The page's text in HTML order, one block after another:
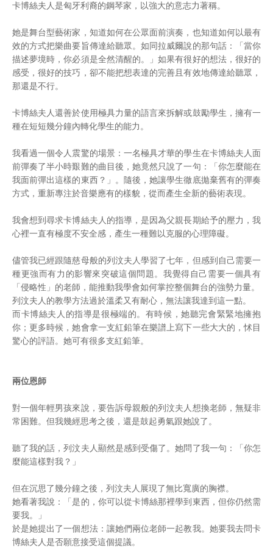
卡博絲夫人是匈牙利裔的鋼琴家，以強大的意志力著稱。
她是舞台型藝術家，知道如何在公眾面前演奏，也知道如何以最有
效的方式把樂曲要旨傳達給聽眾。如同拉威爾說的那句話：「當你
描述夢境時，你必須是全然清醒的。」如果有很好的想法，很好的
感受，很好的技巧，卻不能把想表達的完善且有效地傳達給聽眾，
那還是不行。
卡博絲夫人還善於使用極具力量的語言來拆解或鼓勵學生，擁有一
種在短短幾分鐘內轉化學生的能力。
我看過一個令人震驚的場景：一名極具才華的學生在卡博絲夫人面
前彈奏了半小時艱難的曲目後，她竟然只說了一句：「你怎麼能在
我面前彈出這樣的東西？」。隨後，她讓學生徹底拋棄舊有的彈奏
方式，重新專注於音樂應有的樣貌，從而產生全新的藝術表現。
我會想到尋求卡博絲夫人的指導，是因為父親長期給予的壓力，我
心裡一直有極度不安全感，產生一種難以克服的心理障礙。
儘管我已經跟隨慈母般的列汶夫人學習了七年，但感到自己需要一
種更強而有力的影響來突破這個問題。我覺得自己需要一個具有
「侵略性」的老師，能推動我學會如何掌控整個舞台的強勢力量。
列汶夫人的教學方法過於溫柔又有耐心，無法讓我達到這一點。
而卡博絲夫人的指導是很極端的。有時候，她聽完會緊緊地擁抱
你；更多時候，她會拿一支紅鉛筆在樂譜上寫下一些大大的，怵目
驚心的評語。她可有很多支紅鉛筆。
兩位恩師
對一個年輕男孩來說，要告訴母親般的列汶夫人想換老師，無疑非
常困難。但我幾經思考之後，還是鼓起勇氣跟她說了。
聽了我的話，列汶夫人顯然是感到受傷了。她問了我一句：「你怎
麼能這樣對我？」
但在沉思了幾分鐘之後，列汶夫人展現了無比寬廣的胸襟。
她看著我說：「是的，你可以從卡博絲那裡學到東西，但你仍然需
要我。」
於是她提出了一個想法：讓她們兩位老師一起教我。她要我去問卡
博絲夫人是否願意接受這個提議。